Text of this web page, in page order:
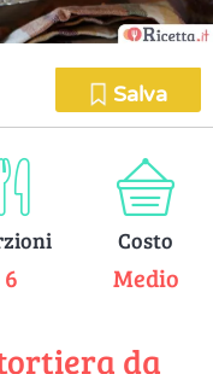
Salva
6
Costo
Medio
da